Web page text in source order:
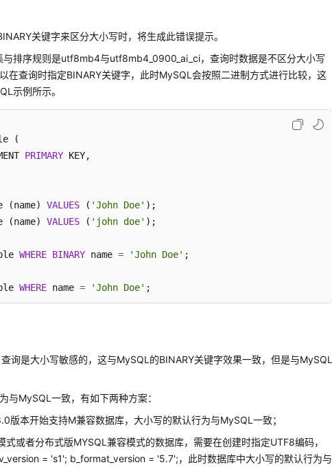
关键字来区分大小写时，将生成此错误提示。
与排序规则是utf8mb4与utf8mb4_0900_ai_ci，查询时数据是不区分大小写
在查询时指定BINARY关键字，此时MySQL会按照二进制方式进行比较，这
示例所示。
(
PRIMARY KEY,
(name) VALUES ( 'John Doe'
(name) VALUES ( 'john doe'
WHERE BINARY name = 'John Doe'
WHERE name = 'John Doe' ;
询是大小写敏感的，这与MySQL的BINARY关键字效果一致，但是与MySQL
与MySQL一致，有如下两种方案：
版本开始支持M兼容数据库，大小写的默认行为与MySQL一致；
式或者分布式版MYSQL兼容模式的数据库，需要在创建时指定UTF8编码，
= 's1'; b_format_version = '5.7';，此时数据库中大小写的默认行为与